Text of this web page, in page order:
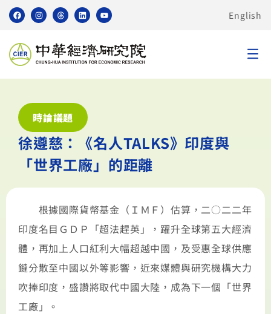
English
時論議題
徐遵慈：《名人TALKS》印度與
「世界工廠」的距離
根據國際貨幣基金（ＩＭＦ）估算，二○二二年
印度名目ＧＤＰ「超法趕英」，躍升全球第五大經濟
體，再加上人口紅利大幅超越中國，及受惠全球供應
鏈分散至中國以外等影響，近來媒體與研究機構大力
吹捧印度，盛讚將取代中國大陸，成為下一個「世界
工廠」。